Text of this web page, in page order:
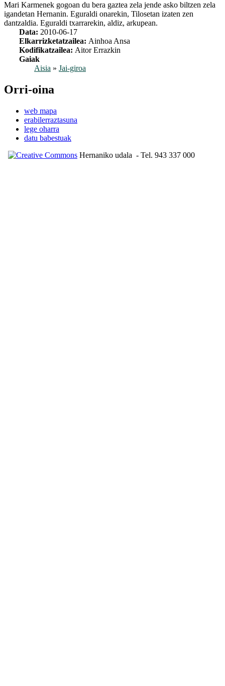
Mari Karmenek gogoan du bera gaztea zela jende asko biltzen zela
igandetan Hernanin. Eguraldi onarekin, Tilosetan izaten zen
dantzaldia. Eguraldi txarrarekin, aldiz, arkupean.
Data: 2010-06-17
Elkarrizketatzailea: Ainhoa Ansa
Kodifikatzailea: Aitor Errazkin
Gaiak
Aisia » Jai-giroa
Orri-oina
web mapa
erabilerraztasuna
lege oharra
datu babestuak
Hernaniko udala - Tel. 943 337 000